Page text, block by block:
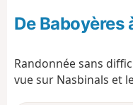
De Baboyères
Randonnée sans
vue sur Nasbinals et